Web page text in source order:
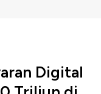
Digital